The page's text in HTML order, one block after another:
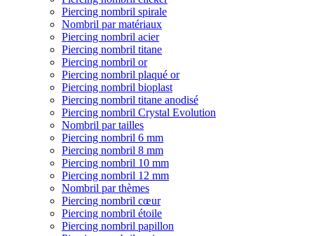
Piercing nombril spirale
Nombril par matériaux
Piercing nombril acier
Piercing nombril titane
Piercing nombril or
Piercing nombril plaqué or
Piercing nombril bioplast
Piercing nombril titane anodisé
Piercing nombril Crystal Evolution
Nombril par tailles
Piercing nombril 6 mm
Piercing nombril 8 mm
Piercing nombril 10 mm
Piercing nombril 12 mm
Nombril par thèmes
Piercing nombril cœur
Piercing nombril étoile
Piercing nombril papillon